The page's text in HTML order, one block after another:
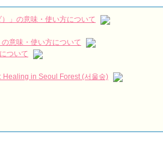
ット！ 🥰 超人気のお店【 福乃喫茶店 】さん
라이브 (Recording ver.)
クレーム…審議可否を議論中 (9/29)
니&#39; (ft. 도여니의 학창시절) | 편 먹고 갈래
ンタル開始！
Crash Landing On You/ヒョンビン❤️ソンイ
」の意味・使い方について
意味・使い方について
ついて
Healing in Seoul Forest (서울숲)